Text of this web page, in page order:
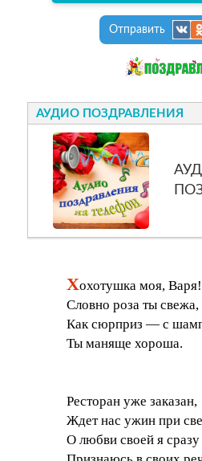
Отправить
АУДИО ПОЗДРАВЛЕНИЯ
Хохотушка моя, Варя!
Словно роза ты свежа,
Как сюрприз — с
Ты маняще хороша.
Ресторан уже заказан,
Ждет нас ужин при
О любви своей я сразу